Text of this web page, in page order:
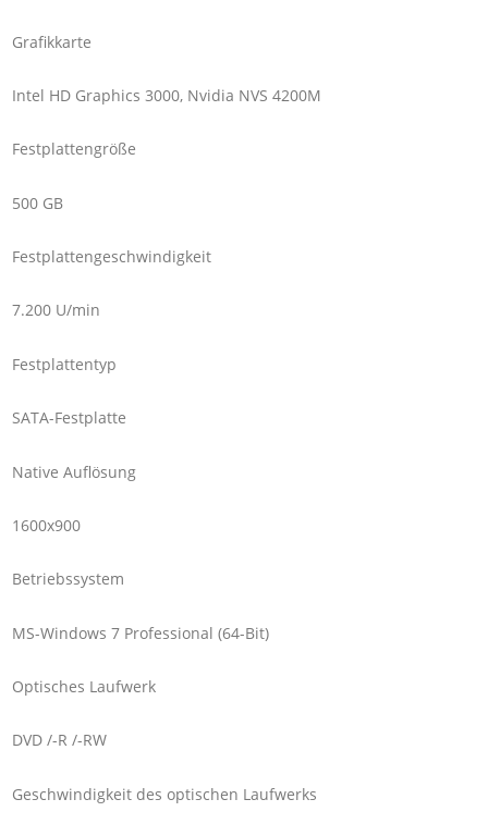
Grafikkarte
Intel HD Graphics 3000, Nvidia NVS 4200M
Festplattengröße
500 GB
Festplattengeschwindigkeit
7.200 U/min
Festplattentyp
SATA-Festplatte
Native Auflösung
1600x900
Betriebssystem
MS-Windows 7 Professional (64-Bit)
Optisches Laufwerk
DVD /-R /-RW
Geschwindigkeit des optischen Laufwerks